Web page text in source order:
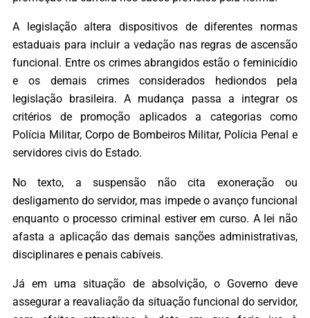
A legislação altera dispositivos de diferentes normas
estaduais para incluir a vedação nas regras de ascensão
funcional. Entre os crimes abrangidos estão o feminicídio
e os demais crimes considerados hediondos pela
legislação brasileira. A mudança passa a integrar os
critérios de promoção aplicados a categorias como
Polícia Militar, Corpo de Bombeiros Militar, Polícia Penal e
servidores civis do Estado.
No texto, a suspensão não cita exoneração ou
desligamento do servidor, mas impede o avanço funcional
enquanto o processo criminal estiver em curso. A lei não
afasta a aplicação das demais sanções administrativas,
disciplinares e penais cabíveis.
Já em uma situação de absolvição, o Governo deve
assegurar a reavaliação da situação funcional do servidor,